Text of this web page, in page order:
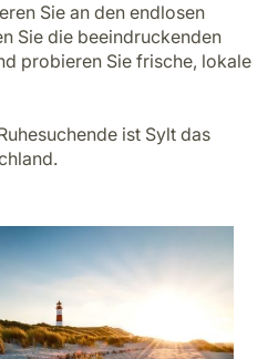
Sie an den endlosen
Sie die beeindruckenden
probieren Sie frische, lokale
ist Sylt das